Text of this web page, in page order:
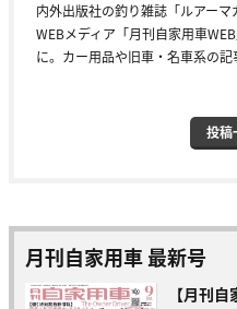
内外出版社の釣り雑誌「ルアー
WEBメディア「月刊自家用車
に。カー用品や旧車・名車系の記
投稿
月刊自家用車 最新号
【月刊